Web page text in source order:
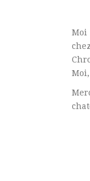
Moi
Moi,